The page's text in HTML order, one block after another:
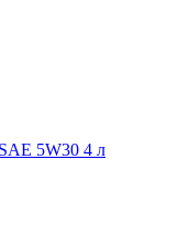
5W30 4 л